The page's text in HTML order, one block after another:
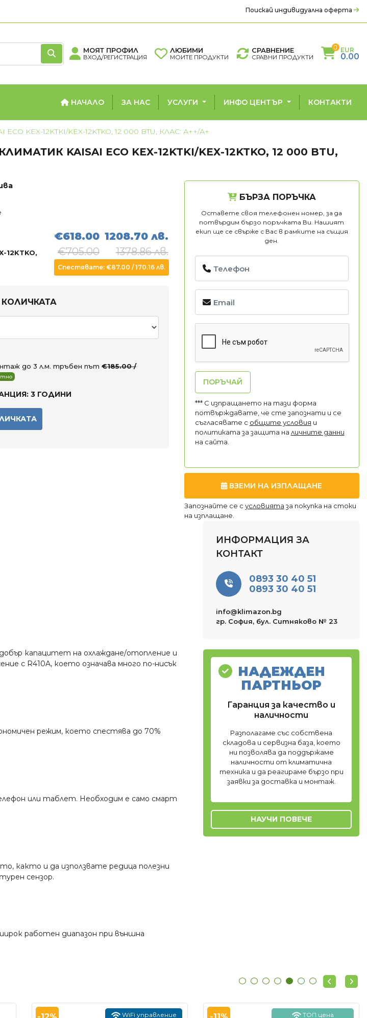
Поискай индивидуална оферта
МОЯТ ПРОФИЛ
ВХОД/РЕГИСТРАЦИЯ
ЛЮБИМИ
МОИТЕ ПРОДУКТИ
СРАВНЕНИЕ
СРАВНИ ПРОДУКТИ
0 EUR
0.00
бойлери
НАЧАЛО ЗА НАС УСЛУГИ ИНФО ЦЕНТЪР КОНТАКТИ
KEX-12KTKI/KEX-12KTKO, 12 000 BTU, КЛАС: А++/А+
KAISAI ECO KEX-12KTKI/KEX-12KTKO, 12 000 BTU,
12KTKO,
€618.00
€705.00
1208.70 лв.
1378.86 лв.
Спестявате: €87.00 / 170.16 лв.
до 3 л.м. тръбен път €185.00 /
3 ГОДИНИ
БЪРЗА ПОРЪЧКА
Оставете своя телефонен номер, за да
потвърдим бързо поръчката Ви. Нашият
екип ще се свърже с Вас в рамките на същия
ден.
ПОРЪЧАЙ
*** С изпращането на тази форма
потвърждавате, че сте запознати и се
съгласявате с общите условия и
политиката за защита на личните данни
на сайта.
ВЗЕМИ НА ИЗПЛАЩАНЕ
Запознайте се с условията за покупка на стоки
на изплащане.
капацитет на охлаждане/отопление и
с R410A, което означава много по-нисък
режим, което спестява до 70%
или таблет. Необходим е само смарт
както и да използвате редица полезни
сензор.
работен диапазон при външна
ИНФОРМАЦИЯ ЗА
КОНТАКТ
0893 30 40 51
0893 30 40 51
info@klimazon.bg
гр. София, бул. Ситняково № 23
НАДЕЖДЕН
ПАРТНЬОР
Гаранция за качество и
наличности
Разполагаме със собствена
складова и сервизна база, което
ни позволява да поддържаме
наличности от климатична
техника и да реагираме бързо при
заявки за доставка и монтаж.
НАУЧИ ПОВЕЧЕ
WiFi управление ТОП цена